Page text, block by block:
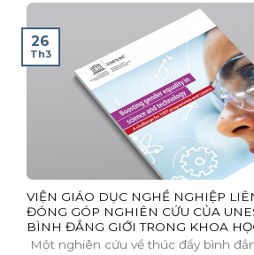
VIỆN GIÁO DỤC NGHỀ NGHIỆP
ĐÓNG GÓP NGHIÊN CỨU CỦA
BÌNH ĐẲNG GIỚI TRONG KHOA
Một nghiên cứu về thúc đẩy bình
26
Th3